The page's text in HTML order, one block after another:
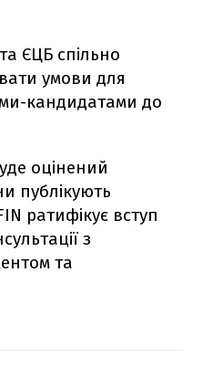
ЄЦБ спільно
умови для
кандидатами до
оцінений
публікують
ратифікує вступ
з
та